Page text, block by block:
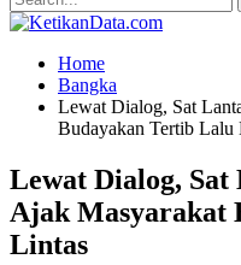
Home
Bangka
Lewat Dialog, Sat
Budayakan Tertib Lalu
Lewat Dialog, Sat
Ajak Masyarakat
Lintas